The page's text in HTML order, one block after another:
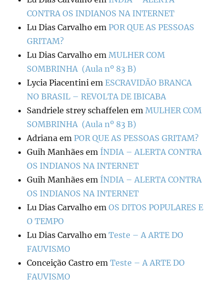
CONTRA OS INDIANOS NA INTERNET
Lu Dias Carvalho em POR QUE AS PESSOAS
GRITAM?
Lu Dias Carvalho em MULHER COM
SOMBRINHA (Aula nº 83 B)
Lycia Piacentini emESCRAVIDÃO BRANCA
NO BRASIL – REVOLTA DE IBICABA
Sandriele strey schaffelen em MULHER COM
SOMBRINHA (Aula nº 83 B)
Adriana em POR QUE AS PESSOAS GRITAM?
Guih Manhães em ÍNDIA – ALERTA CONTRA
OS INDIANOS NA INTERNET
Guih Manhães em ÍNDIA – ALERTA CONTRA
OS INDIANOS NA INTERNET
Lu Dias Carvalho emOS DITOS POPULARES E
O TEMPO
Lu Dias Carvalho emTeste – A ARTE DO
FAUVISMO
Conceição Castro emTeste – A ARTE DO
FAUVISMO